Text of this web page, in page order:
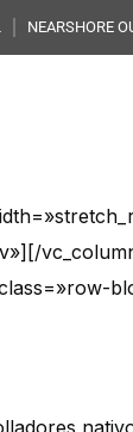
NEARSHORE